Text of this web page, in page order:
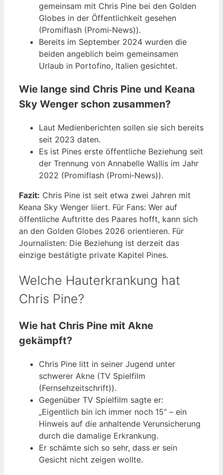
gemeinsam mit Chris Pine bei den Golden
Globes in der Öffentlichkeit gesehen
(Promiflash (Promi‑News)).
Bereits im September 2024 wurden die
beiden angeblich beim gemeinsamen
Urlaub in Portofino, Italien gesichtet.
Wie lange sind Chris Pine und Keana
Sky Wenger schon zusammen?
Laut Medienberichten sollen sie sich bereits
seit 2023 daten.
Es ist Pines erste öffentliche Beziehung seit
der Trennung von Annabelle Wallis im Jahr
2022 (Promiflash (Promi‑News)).
Fazit: Chris Pine ist seit etwa zwei Jahren mit
Keana Sky Wenger liiert. Für Fans: Wer auf
öffentliche Auftritte des Paares hofft, kann sich
an den Golden Globes 2026 orientieren. Für
Journalisten: Die Beziehung ist derzeit das
einzige bestätigte private Kapitel Pines.
Welche Hauterkrankung hat
Chris Pine?
Wie hat Chris Pine mit Akne
gekämpft?
Chris Pine litt in seiner Jugend unter
schwerer Akne (TV Spielfilm
(Fernsehzeitschrift)).
Gegenüber TV Spielfilm sagte er:
„Eigentlich bin ich immer noch 15“ – ein
Hinweis auf die anhaltende Verunsicherung
durch die damalige Erkrankung.
Er schämte sich so sehr, dass er sein
Gesicht nicht zeigen wollte.